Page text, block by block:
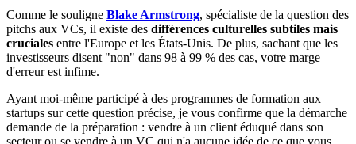
Comme le souligne Blake Armstrong, spécialiste de la question des
pitchs aux VCs, il existe des différences culturelles subtiles mais
cruciales entre l'Europe et les États-Unis. De plus, sachant que les
investisseurs disent "non" dans 98 à 99 % des cas, votre marge
d'erreur est infime.
Ayant moi-même participé à des programmes de formation aux
startups sur cette question précise, je vous confirme que la démarche
demande de la préparation : vendre à un client éduqué dans son